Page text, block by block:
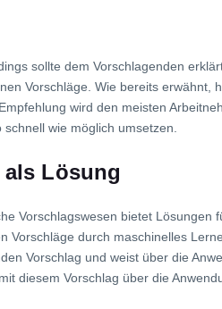
sollte dem Vorschlagenden
Vorschläge. Wie bereits
wird den meisten
wie möglich umsetzen.
Lösung
Vorschlagswesen bietet
Vorschläge durch maschinelles
Vorschlag und weist über die
diesem Vorschlag über die